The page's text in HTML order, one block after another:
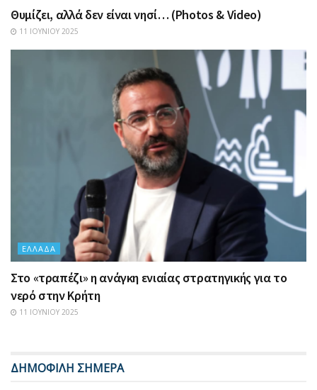
Θυμίζει, αλλά δεν είναι νησί… (Photos & Video)
11 ΙΟΥΝΊΟΥ 2025
ΕΛΛΆΔΑ
Στο «τραπέζι» η ανάγκη ενιαίας στρατηγικής για το
νερό στην Κρήτη
11 ΙΟΥΝΊΟΥ 2025
ΔΗΜΟΦΙΛΗ ΣΗΜΕΡΑ